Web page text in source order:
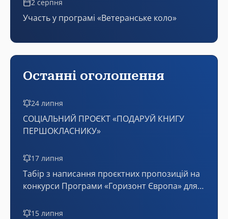
2 серпня
Участь у програмі «Ветеранське коло»
Останні оголошення
24 липня
СОЦІАЛЬНИЙ ПРОЄКТ «ПОДАРУЙ КНИГУ
ПЕРШОКЛАСНИКУ»
17 липня
Табір з написання проєктних пропозицій на
конкурси Програми «Горизонт Європа» для
15 липня